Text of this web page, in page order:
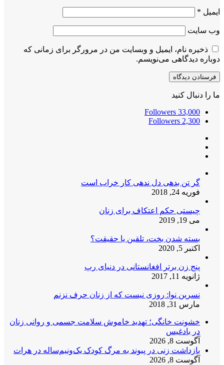
ایمیل *
وب‌ سایت
ذخیره نام، ایمیل و وبسایت من در مرورگر برای زمانی که
دوباره دیدگاهی می‌نویسم.
ما را دنبال کنید
33,000
Followers
2,300
Followers
گر تن بدهی دل ندهی کار خراب است
فوریه 24, 2018
چیستی حکم اعتکاف برای زنان
می 19, 2019
بسته شدن بخت، تلقین یا حقیقت؟
اکتبر 5, 2020
پنج زن برتر افغانستانی در دنیای رپ
ژانویه 11, 2017
نسرین نوا: روزی نیست که از زنان حرف نزنم
مارس 31, 2018
خشونت خانگی؛ تهدید خاموش سلامت جسمی و روانی زنان
در بادغیس
آگوست 8, 2026
بازداشت زنی در پیوند به مرگ کودک یک‌ونیم‌ساله در هرات
آگوست 8, 2026